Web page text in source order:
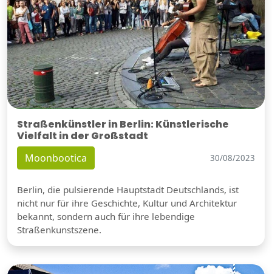
Straßenkünstler in Berlin: Künstlerische
Vielfalt in der Großstadt
Moonbootica 30/08/2023
Berlin, die pulsierende Hauptstadt Deutschlands, ist
nicht nur für ihre Geschichte, Kultur und Architektur
bekannt, sondern auch für ihre lebendige
Straßenkunstszene.